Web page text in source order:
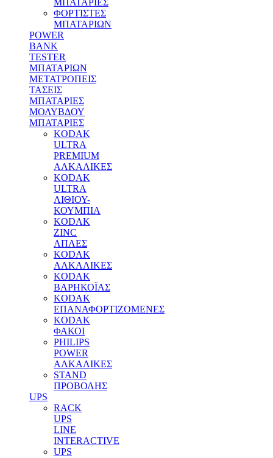
ΜΠΑΤΑΡΙΕΣ
ΦΟΡΤΙΣΤΕΣ
ΜΠΑΤΑΡΙΩΝ
POWER
BANK
TESTER
ΜΠΑΤΑΡΙΩΝ
ΜΕΤΑΤΡΟΠΕΙΣ
ΤΑΣΕΙΣ
ΜΠΑΤΑΡΙΕΣ
ΜΟΛΥΒΔΟΥ
MΠΑΤΑΡΙΕΣ
KODAK
ULTRA
PREMIUM
ΑΛΚΑΛΙΚΕΣ
KODAK
ULTRA
ΛΙΘΙΟΥ-
ΚΟΥΜΠΙΑ
KODAK
ZINC
ΑΠΛΕΣ
KODAK
ΑΛΚΑΛΙΚΕΣ
KODAK
ΒΑΡΗΚΟΪΑΣ
KODAK
ΕΠΑΝΑΦΟΡΤΙΖΟΜΕΝΕΣ
KODAK
ΦΑΚΟΙ
PHILIPS
POWER
ΑΛΚΑΛΙΚΕΣ
STAND
ΠΡΟΒΟΛΗΣ
UPS
RACK
UPS
LINE
INTERACTIVE
UPS